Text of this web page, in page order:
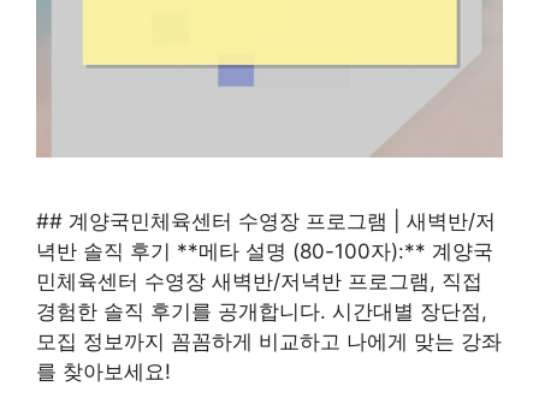
## 계양국민체육센터 수영장 프로그램 | 새벽반/저
녁반 솔직 후기 **메타 설명 (80-100자):** 계양국
민체육센터 수영장 새벽반/저녁반 프로그램, 직접
경험한 솔직 후기를 공개합니다. 시간대별 장단점,
모집 정보까지 꼼꼼하게 비교하고 나에게 맞는 강좌
를 찾아보세요!